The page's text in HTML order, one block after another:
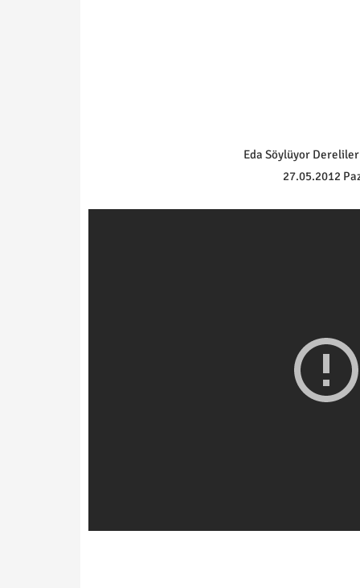
Eda Söylüyor
27.05.2012